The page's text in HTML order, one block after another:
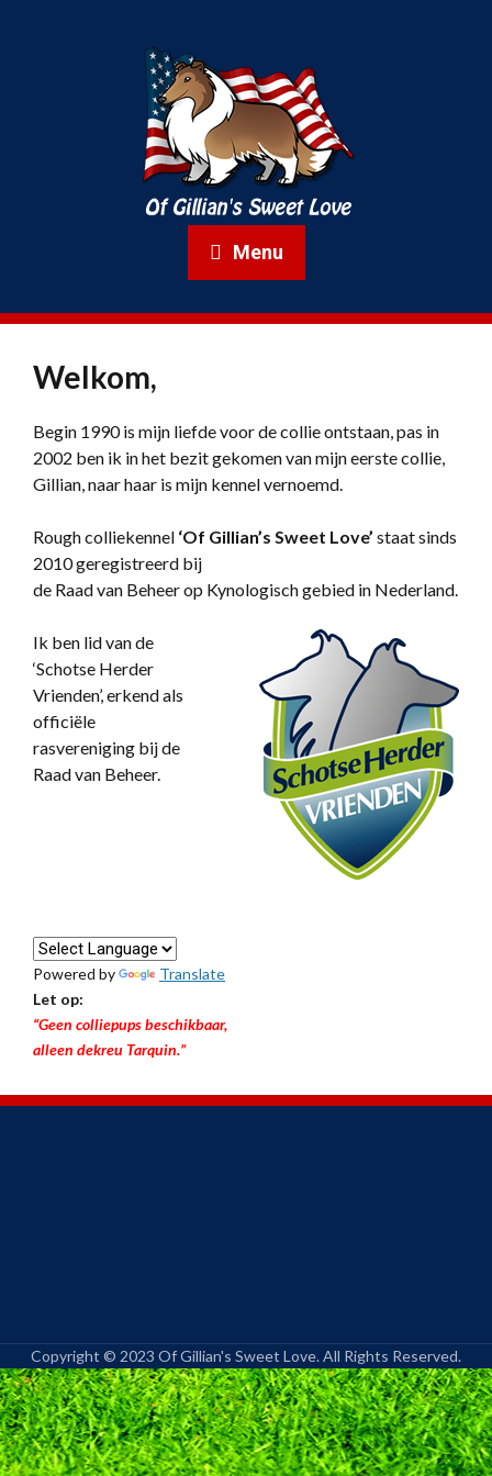
Menu
Welkom,
Begin 1990 is mijn liefde voor de collie ontstaan, pas in
2002 ben ik in het bezit gekomen van mijn eerste collie,
Gillian, naar haar is mijn kennel vernoemd.
Rough colliekennel ‘Of Gillian’s Sweet Love’ staat sinds
2010 geregistreerd bij
de Raad van Beheer op Kynologisch gebied in Nederland.
Ik ben lid van de
‘Schotse Herder
Vrienden’, erkend als
officiële
rasvereniging bij de
Raad van Beheer.
Powered by
Translate
Let op:
“Geen colliepups beschikbaar,
alleen dekreu Tarquin.”
Copyright © 2023 Of Gillian's Sweet Love. All Rights Reserved.